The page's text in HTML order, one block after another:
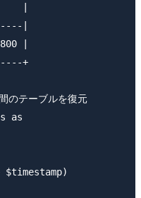
|
|
|
+
のテーブルを復元
as
$timestamp)